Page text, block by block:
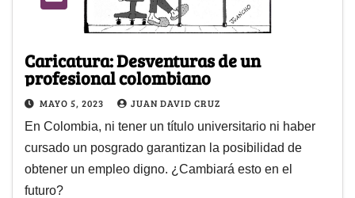
Caricatura: Desventuras de un
profesional colombiano
MAYO 5, 2023 JUAN DAVID CRUZ
En Colombia, ni tener un título universitario ni haber
cursado un posgrado garantizan la posibilidad de
obtener un empleo digno. ¿Cambiará esto en el
futuro?